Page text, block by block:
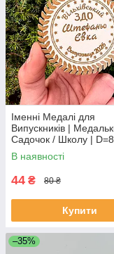
Іменні Медалі для
Випускників |
Садочок / Школу |
В наявності
44 ₴ 80 ₴
Купити
–35%